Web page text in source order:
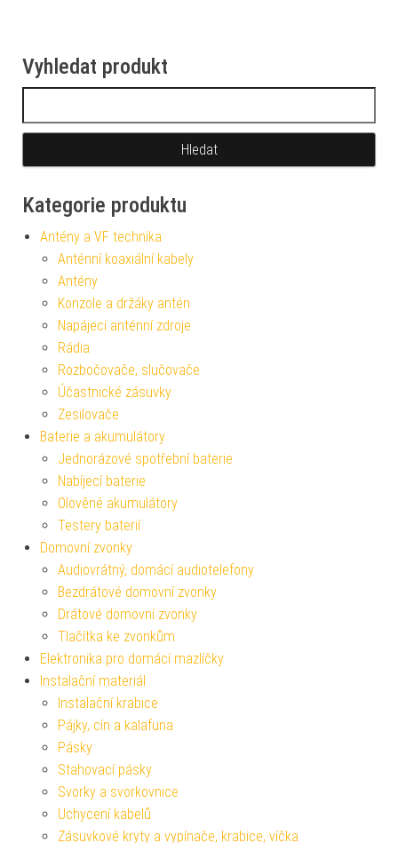
Vyhledat produkt
Kategorie produktu
Antény a VF technika
Anténní koaxiální kabely
Antény
Konzole a držáky antén
Napájecí anténní zdroje
Rádia
Rozbočovače, slučovače
Účastnické zásuvky
Zesilovače
Baterie a akumulátory
Jednorázové spotřební baterie
Nabíjecí baterie
Olověné akumulátory
Testery baterií
Domovní zvonky
Audiovrátný, domácí audiotelefony
Bezdrátové domovní zvonky
Drátové domovní zvonky
Tlačítka ke zvonkům
Elektronika pro domácí mazlíčky
Instalační materiál
Instalační krabice
Pájky, cín a kalafuna
Pásky
Stahovací pásky
Svorky a svorkovnice
Uchycení kabelů
Zásuvkové kryty a vypínače, krabice, víčka